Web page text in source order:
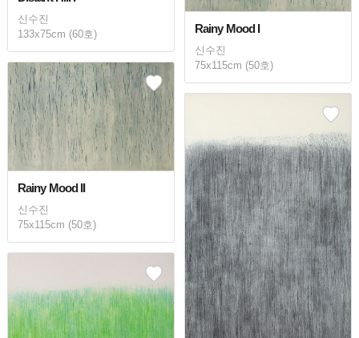
신수진
133x75cm (60호)
Rainy Mood I
신수진
75x115cm (50호)
Rainy Mood II
신수진
75x115cm (50호)